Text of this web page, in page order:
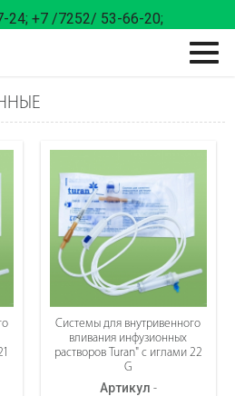
24; +7 /7252/ 53-66-20;
Cистемы для внутривенного
вливания инфузионных
растворов Turan" с иглами 22
G
Артикул -